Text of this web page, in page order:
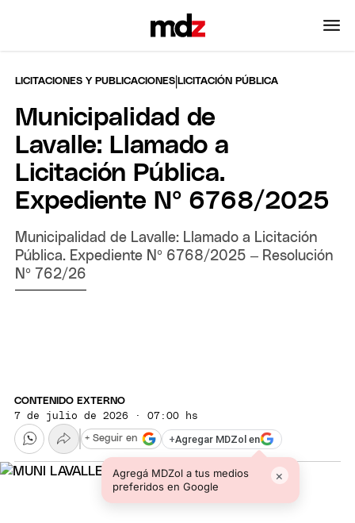
LICITACIONES Y PUBLICACIONES |LICITACIÓN PÚBLICA
Municipalidad de
Lavalle: Llamado a
Licitación Pública.
Expediente Nº 6768/2025
Municipalidad de Lavalle: Llamado a Licitación
Pública. Expediente Nº 6768/2025 – Resolución
Nº 762/26
CONTENIDO EXTERNO
7 de julio de 2026 · 07:00 hs
+Agregar MDZol en
Agregá MDZol a tus medios
preferidos en Google
×
+ Seguir en